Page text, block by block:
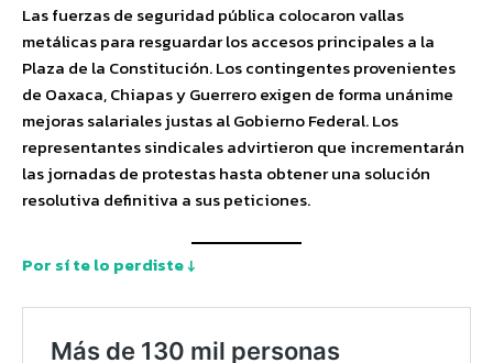
Las fuerzas de seguridad pública colocaron vallas
metálicas para resguardar los accesos principales a la
Plaza de la Constitución. Los contingentes provenientes
de Oaxaca, Chiapas y Guerrero exigen de forma unánime
mejoras salariales justas al Gobierno Federal. Los
representantes sindicales advirtieron que incrementarán
las jornadas de protestas hasta obtener una solución
resolutiva definitiva a sus peticiones.
Por sí te lo perdiste ↓